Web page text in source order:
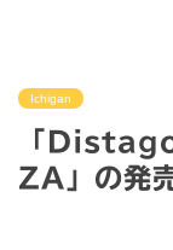
Ichigan
「
ZA」の発